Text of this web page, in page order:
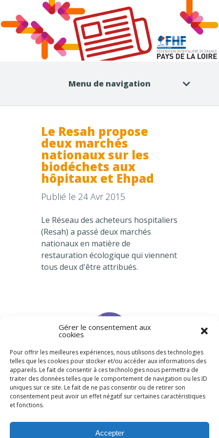
Gérer le consentement aux
cookies
Pour offrir les meilleures expériences, nous utilisons des technologies
telles que les cookies pour stocker et/ou accéder aux informations des
appareils. Le fait de consentir à ces technologies nous permettra de
traiter des données telles que le comportement de navigation ou les ID
uniques sur ce site. Le fait de ne pas consentir ou de retirer son
consentement peut avoir un effet négatif sur certaines caractéristiques
et fonctions.
Accepter
Menu de navigation
Le Resah propose
deux marchés
nationaux sur les
biodéchets aux
hôpitaux et Ehpad
Publié le 24 Avr 2015
Le Réseau des acheteurs hospitaliers
(Resah) a passé deux marchés
nationaux en matière de
restauration écologique qui viennent
tous deux d'être attribués.
Agenda